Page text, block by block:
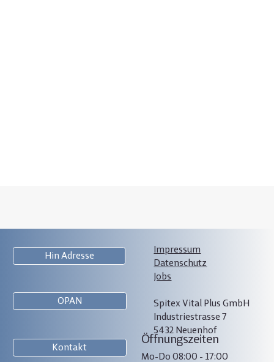
OPAN
Hin Adresse
Kontakt
Öffnungszeiten
Mo-Do 08:00 - 17:00
Impressum
Datenschutz
Jobs
Spitex Vital Plus GmbH
Industriestrasse 7
5432 Neuenhof